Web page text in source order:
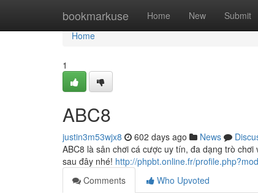
bookmarkuse Home New Submit
Home
Home
1
ABC8
justin3m53wjx8 602 days ago News
ABC8 là sân chơi cá cược uy tín, đa dạng trò
sau đây nhé! http://phpbt.online.fr/
Comments
Who Upvoted